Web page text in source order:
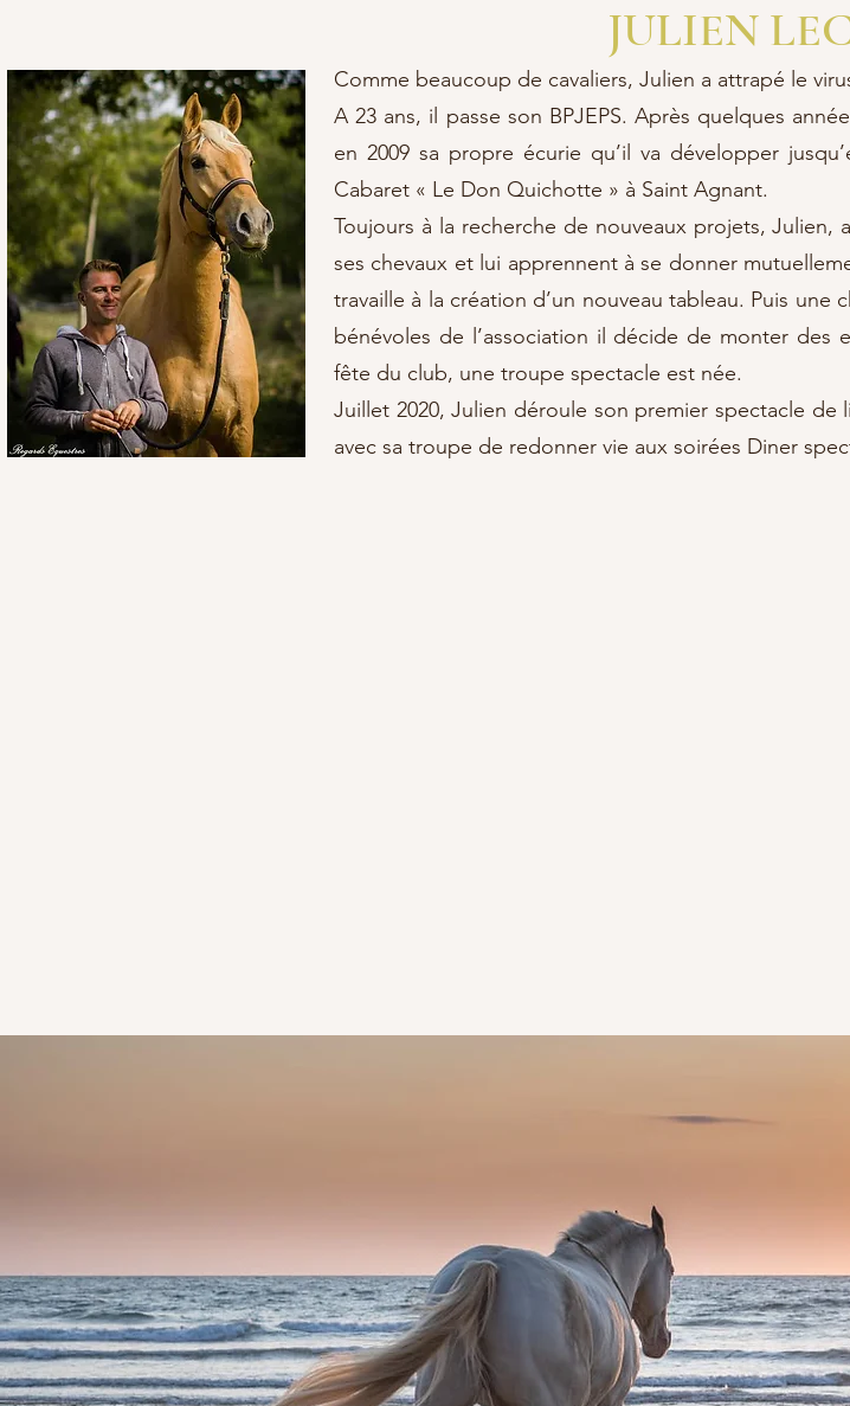
JULIEN
Comme beaucoup de cavaliers, Julien a attrapé le
A 23 ans, il passe son BPJEPS. Après quelques
en 2009 sa propre écurie qu’il va développer
Cabaret « Le Don Quichotte » à Saint Agnant.
Toujours à la recherche de nouveaux projets, Julien,
ses chevaux et lui apprennent à se donner
travaille à la création d’un nouveau tableau. Puis une
bénévoles de l’association il décide de monter des
fête du club, une troupe spectacle est née.
Juillet 2020, Julien déroule son premier spectacle
avec sa troupe de redonner vie aux soirées Diner